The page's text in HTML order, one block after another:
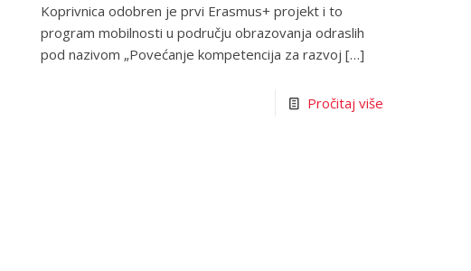
Koprivnica odobren je prvi Erasmus+ projekt i to
program mobilnosti u području obrazovanja odraslih
pod nazivom „Povećanje kompetencija za razvoj […]
Pročitaj više